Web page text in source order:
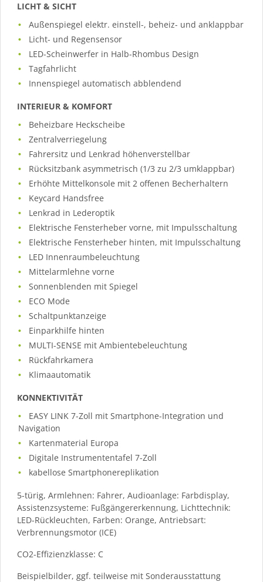
LICHT & SICHT
Außenspiegel elektr. einstell-, beheiz- und anklappbar
Licht- und Regensensor
LED-Scheinwerfer in Halb-Rhombus Design
Tagfahrlicht
Innenspiegel automatisch abblendend
INTERIEUR & KOMFORT
Beheizbare Heckscheibe
Zentralverriegelung
Fahrersitz und Lenkrad höhenverstellbar
Rücksitzbank asymmetrisch (1/3 zu 2/3 umklappbar)
Erhöhte Mittelkonsole mit 2 offenen Becherhaltern
Keycard Handsfree
Lenkrad in Lederoptik
Elektrische Fensterheber vorne, mit Impulsschaltung
Elektrische Fensterheber hinten, mit Impulsschaltung
LED Innenraumbeleuchtung
Mittelarmlehne vorne
Sonnenblenden mit Spiegel
ECO Mode
Schaltpunktanzeige
Einparkhilfe hinten
MULTI-SENSE mit Ambientebeleuchtung
Rückfahrkamera
Klimaautomatik
KONNEKTIVITÄT
EASY LINK 7-Zoll mit Smartphone-Integration und
Navigation
Kartenmaterial Europa
Digitale Instrumententafel 7-Zoll
kabellose Smartphonereplikation
5-türig, Armlehnen: Fahrer, Audioanlage: Farbdisplay,
Assistenzsysteme: Fußgängererkennung, Lichttechnik:
LED-Rückleuchten, Farben: Orange, Antriebsart:
Verbrennungsmotor (ICE)
CO2-Effizienzklasse: C
Beispielbilder, ggf. teilweise mit Sonderausstattung